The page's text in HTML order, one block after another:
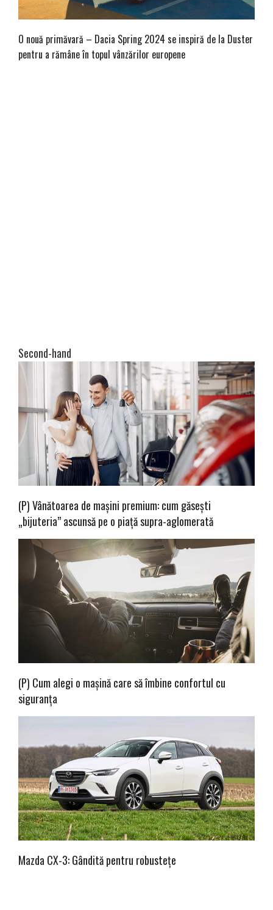
O nouă primăvară – Dacia Spring 2024 se inspiră de la Duster
pentru a rămâne în topul vânzărilor europene
Second-hand
(P) Vânătoarea de mașini premium: cum găsești
„bijuteria” ascunsă pe o piață supra-aglomerată
(P) Cum alegi o mașină care să îmbine confortul cu
siguranța
Mazda CX-3: Gândită pentru robustețe